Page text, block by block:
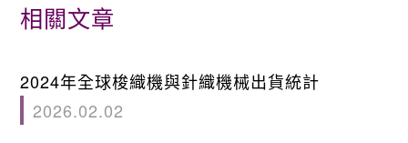
相關文章
2024年全球梭織機與針織機械出貨統計
2026.02.02